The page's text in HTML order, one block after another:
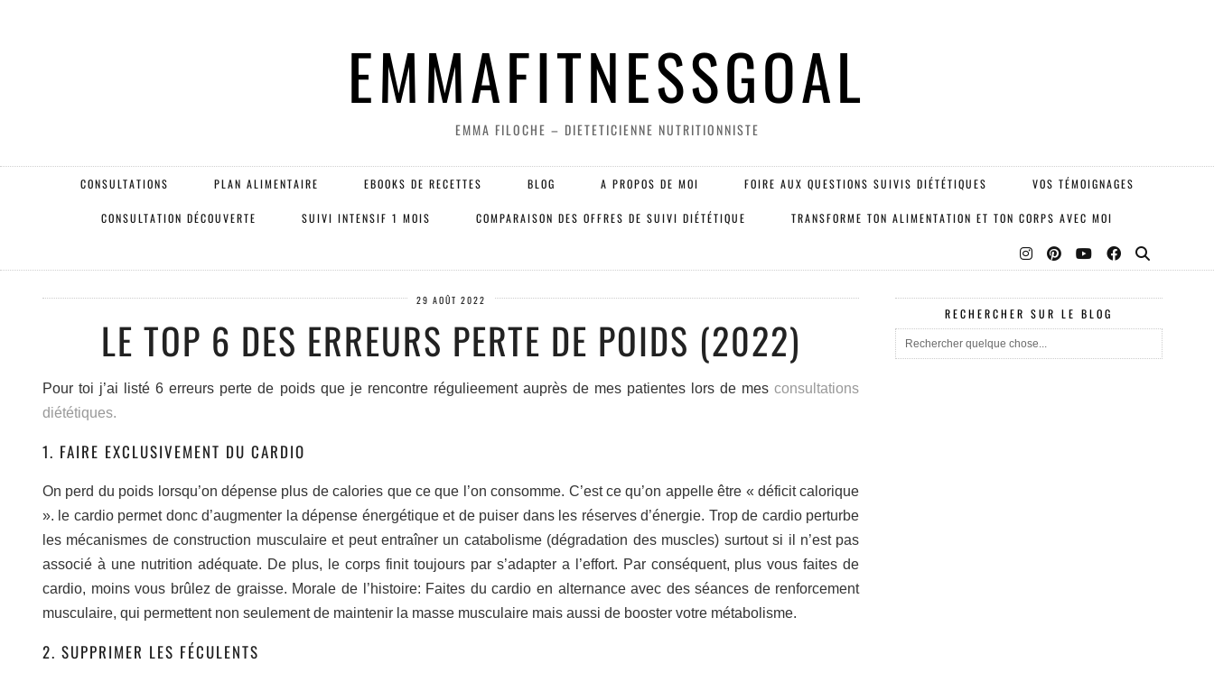
EMMAFITNESSGOAL
EMMA FILOCHE – DIETETICIENNE NUTRITIONNISTE
CONSULTATIONS PLAN ALIMENTAIRE EBOOKS DE RECETTES BLOG A PROPOS DE MOI FOIRE AUX QUESTIONS SUIVIS DIÉTÉTIQUES VOS TÉMOIGNAGES
CONSULTATION DÉCOUVERTE SUIVI INTENSIF 1 MOIS COMPARAISON DES OFFRES DE SUIVI DIÉTÉTIQUE TRANSFORME TON ALIMENTATION ET TON CORPS AVEC MOI
29 AOÛT 2022
LE TOP 6 DES ERREURS PERTE DE POIDS (2022)
Pour toi j’ai listé 6 erreurs perte de poids que je rencontre régulieement auprès de mes patientes lors de mesconsultations
diététiques.
1. FAIRE EXCLUSIVEMENT DU CARDIO
On perd du poids lorsqu’on dépense plus de calories que ce que l’on consomme. C’est ce qu’on appelle être « déficit calorique
». le cardio permet donc d’augmenter la dépense énergétique et de puiser dans les réserves d’énergie. Trop de cardio perturbe
les mécanismes de construction musculaire et peut entraîner un catabolisme (dégradation des muscles) surtout si il n’est pas
associé à une nutrition adéquate. De plus, le corps finit toujours par s’adapter a l’effort. Par conséquent, plus vous faites de
cardio, moins vous brûlez de graisse. Morale de l’histoire: Faites du cardio en alternance avec des séances de renforcement
musculaire, qui permettent non seulement de maintenir la masse musculaire mais aussi de booster votre métabolisme.
2. SUPPRIMER LES FÉCULENTS
RECHERCHER SUR LE BLOG